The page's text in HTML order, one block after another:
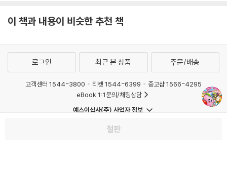
이 책과 내용이 비슷한 추천 책
절판
로그인 최근 본 상품 주문/배송
고객센터 1544-3800 티켓 1544-6399
중고샵 1566-4295
eBook 1:1문의/채팅상담
예스이십사(주) 사업자 정보
개인정보처리방침
회사소개